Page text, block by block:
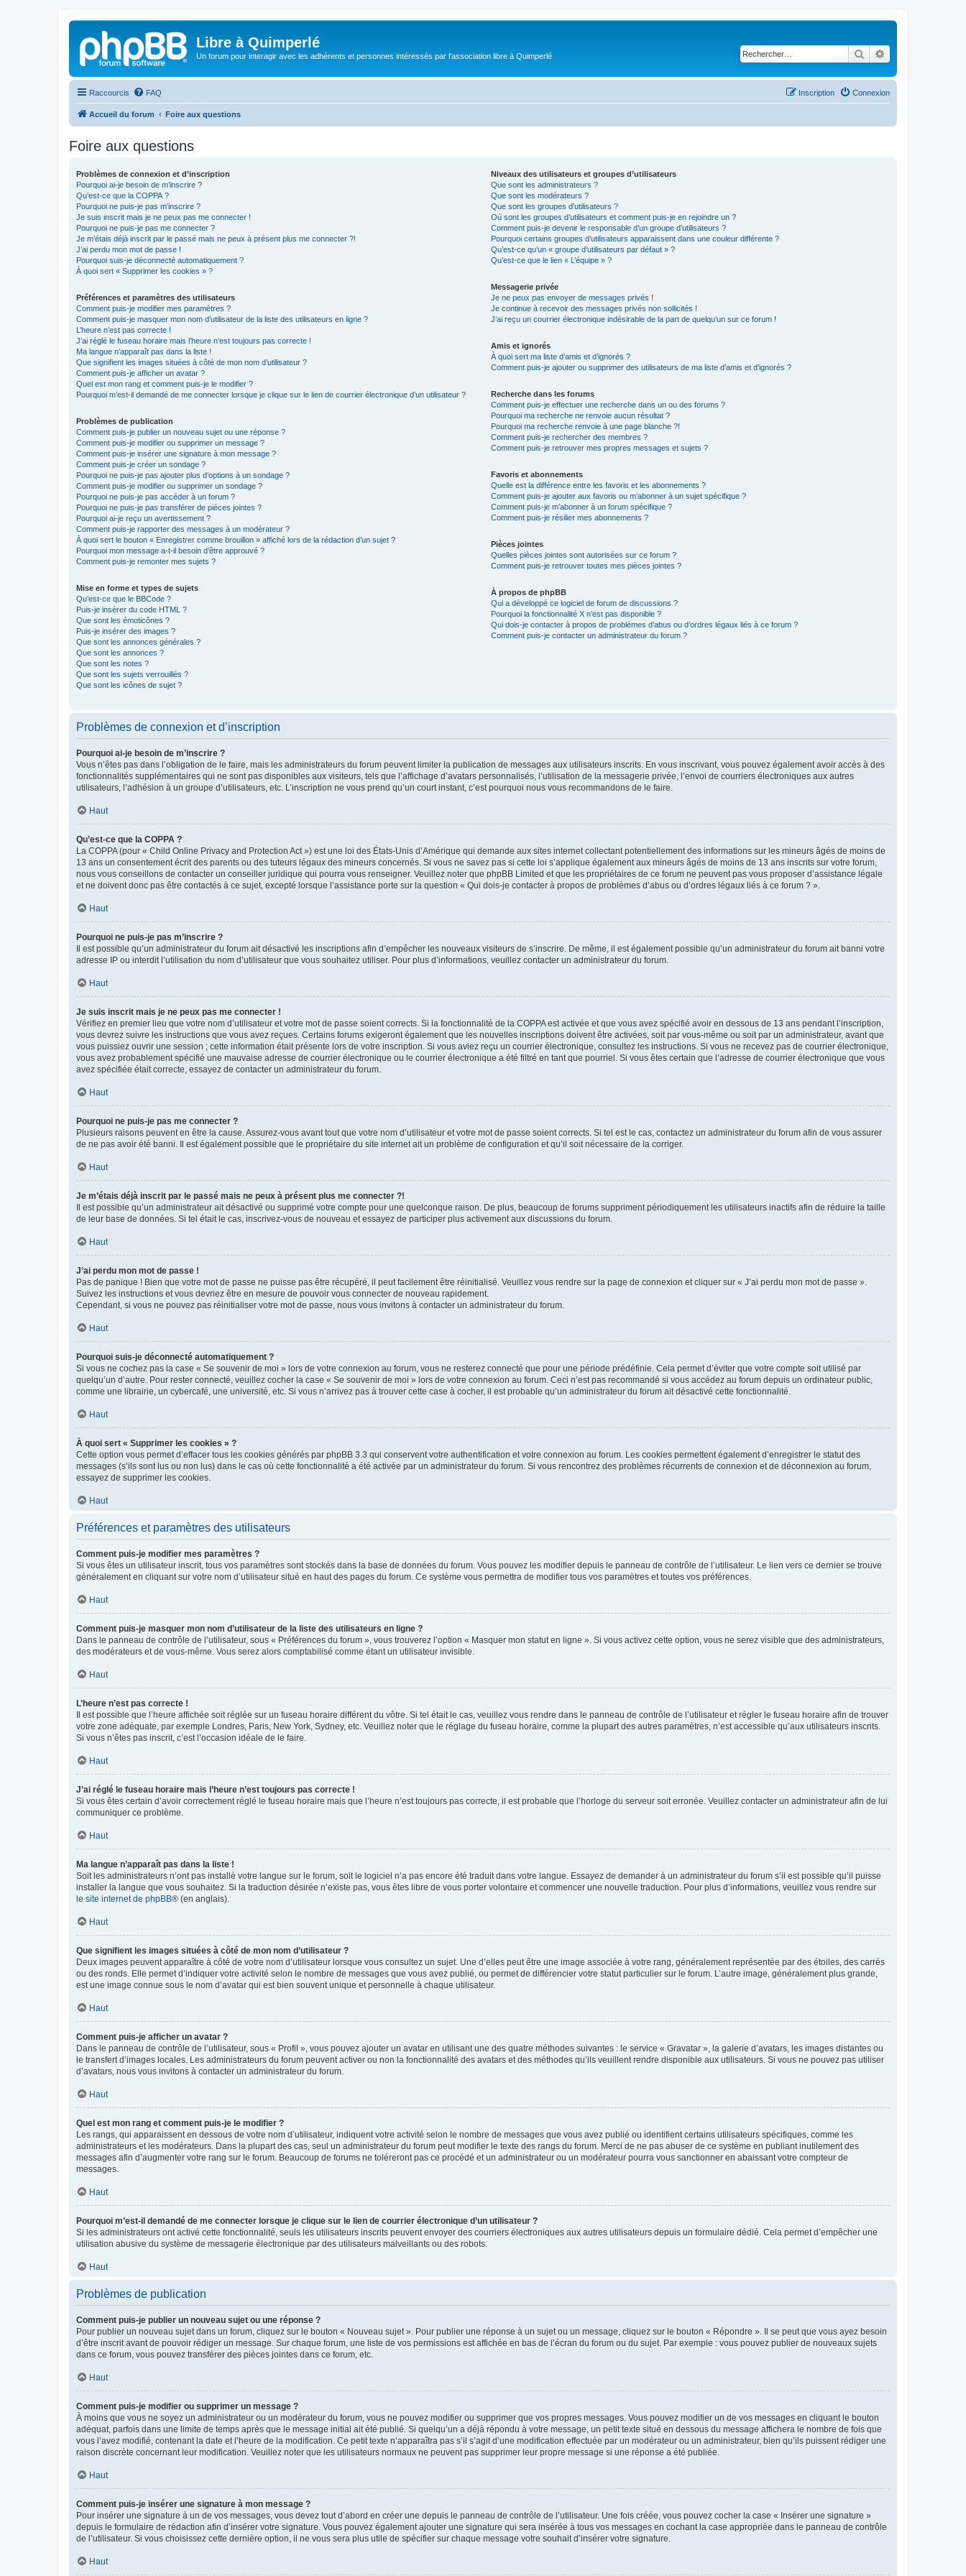
Libre à Quimperlé
Un forum pour interagir avec les adhérents et personnes intéressés par l'association libre à Quimperlé Rechercher
Raccourcis FAQ Connexion
Inscription
Accueil du forum Foire aux questions
Foire aux questions
Problèmes de connexion et d’inscription
Pourquoi ai-je besoin de m’inscrire ?
Qu’est-ce que la COPPA ?
Pourquoi ne puis-je pas m’inscrire ?
Je suis inscrit mais je ne peux pas me connecter !
Pourquoi ne puis-je pas me connecter ?
Je m’étais déjà inscrit par le passé mais ne peux à présent plus me connecter ?!
J’ai perdu mon mot de passe !
Pourquoi suis-je déconnecté automatiquement ?
À quoi sert « Supprimer les cookies » ?
Préférences et paramètres des utilisateurs
Comment puis-je modifier mes paramètres ?
Comment puis-je masquer mon nom d’utilisateur de la liste des utilisateurs en ligne ?
L’heure n’est pas correcte !
J’ai réglé le fuseau horaire mais l’heure n’est toujours pas correcte !
Ma langue n’apparaît pas dans la liste !
Que signifient les images situées à côté de mon nom d’utilisateur ?
Comment puis-je afficher un avatar ?
Quel est mon rang et comment puis-je le modifier ?
Pourquoi m’est-il demandé de me connecter lorsque je clique sur le lien de courrier électronique d’un utilisateur ?
Problèmes de publication
Comment puis-je publier un nouveau sujet ou une réponse ?
Comment puis-je modifier ou supprimer un message ?
Comment puis-je insérer une signature à mon message ?
Comment puis-je créer un sondage ?
Pourquoi ne puis-je pas ajouter plus d’options à un sondage ?
Comment puis-je modifier ou supprimer un sondage ?
Pourquoi ne puis-je pas accéder à un forum ?
Pourquoi ne puis-je pas transférer de pièces jointes ?
Pourquoi ai-je reçu un avertissement ?
Comment puis-je rapporter des messages à un modérateur ?
À quoi sert le bouton « Enregistrer comme brouillon » affiché lors de la rédaction d’un sujet ?
Pourquoi mon message a-t-il besoin d’être approuvé ?
Comment puis-je remonter mes sujets ?
Mise en forme et types de sujets
Qu’est-ce que le BBCode ?
Puis-je insérer du code HTML ?
Que sont les émoticônes ?
Puis-je insérer des images ?
Que sont les annonces générales ?
Que sont les annonces ?
Que sont les notes ?
Que sont les sujets verrouillés ?
Que sont les icônes de sujet ?
Niveaux des utilisateurs et groupes d’utilisateurs
Que sont les administrateurs ?
Que sont les modérateurs ?
Que sont les groupes d’utilisateurs ?
Où sont les groupes d’utilisateurs et comment puis-je en rejoindre un ?
Comment puis-je devenir le responsable d’un groupe d’utilisateurs ?
Pourquoi certains groupes d’utilisateurs apparaissent dans une couleur différente ?
Qu’est-ce qu’un « groupe d’utilisateurs par défaut » ?
Qu’est-ce que le lien « L’équipe » ?
Messagerie privée
Je ne peux pas envoyer de messages privés !
Je continue à recevoir des messages privés non sollicités !
J’ai reçu un courrier électronique indésirable de la part de quelqu’un sur ce forum !
Amis et ignorés
À quoi sert ma liste d’amis et d’ignorés ?
Comment puis-je ajouter ou supprimer des utilisateurs de ma liste d’amis et d’ignorés ?
Recherche dans les forums
Comment puis-je effectuer une recherche dans un ou des forums ?
Pourquoi ma recherche ne renvoie aucun résultat ?
Pourquoi ma recherche renvoie à une page blanche ?!
Comment puis-je rechercher des membres ?
Comment puis-je retrouver mes propres messages et sujets ?
Favoris et abonnements
Quelle est la différence entre les favoris et les abonnements ?
Comment puis-je ajouter aux favoris ou m’abonner à un sujet spécifique ?
Comment puis-je m’abonner à un forum spécifique ?
Comment puis-je résilier mes abonnements ?
Pièces jointes
Quelles pièces jointes sont autorisées sur ce forum ?
Comment puis-je retrouver toutes mes pièces jointes ?
À propos de phpBB
Qui a développé ce logiciel de forum de discussions ?
Pourquoi la fonctionnalité X n’est pas disponible ?
Qui dois-je contacter à propos de problèmes d’abus ou d’ordres légaux liés à ce forum ?
Comment puis-je contacter un administrateur du forum ?
Problèmes de connexion et d’inscription
Pourquoi ai-je besoin de m’inscrire ?
Vous n’êtes pas dans l’obligation de le faire, mais les administrateurs du forum peuvent limiter la publication de messages aux utilisateurs inscrits. En vous inscrivant, vous pouvez également avoir accès à des
fonctionnalités supplémentaires qui ne sont pas disponibles aux visiteurs, tels que l’affichage d’avatars personnalisés, l’utilisation de la messagerie privée, l’envoi de courriers électroniques aux autres
utilisateurs, l’adhésion à un groupe d’utilisateurs, etc. L’inscription ne vous prend qu’un court instant, c’est pourquoi nous vous recommandons de le faire.
Haut
Qu’est-ce que la COPPA ?
La COPPA (pour « Child Online Privacy and Protection Act ») est une loi des États-Unis d’Amérique qui demande aux sites internet collectant potentiellement des informations sur les mineurs âgés de moins de
13 ans un consentement écrit des parents ou des tuteurs légaux des mineurs concernés. Si vous ne savez pas si cette loi s’applique également aux mineurs âgés de moins de 13 ans inscrits sur votre forum,
nous vous conseillons de contacter un conseiller juridique qui pourra vous renseigner. Veuillez noter que phpBB Limited et que les propriétaires de ce forum ne peuvent pas vous proposer d’assistance légale
et ne doivent donc pas être contactés à ce sujet, excepté lorsque l’assistance porte sur la question « Qui dois-je contacter à propos de problèmes d’abus ou d’ordres légaux liés à ce forum ? ».
Haut
Pourquoi ne puis-je pas m’inscrire ?
Il est possible qu’un administrateur du forum ait désactivé les inscriptions afin d’empêcher les nouveaux visiteurs de s’inscrire. De même, il est également possible qu’un administrateur du forum ait banni votre
adresse IP ou interdit l’utilisation du nom d’utilisateur que vous souhaitez utiliser. Pour plus d’informations, veuillez contacter un administrateur du forum.
Haut
Je suis inscrit mais je ne peux pas me connecter !
Vérifiez en premier lieu que votre nom d’utilisateur et votre mot de passe soient corrects. Si la fonctionnalité de la COPPA est activée et que vous avez spécifié avoir en dessous de 13 ans pendant l’inscription,
vous devrez suivre les instructions que vous avez reçues. Certains forums exigeront également que les nouvelles inscriptions doivent être activées, soit par vous-même ou soit par un administrateur, avant que
vous puissiez ouvrir une session ; cette information était présente lors de votre inscription. Si vous aviez reçu un courrier électronique, consultez les instructions. Si vous ne recevez pas de courrier électronique,
vous avez probablement spécifié une mauvaise adresse de courrier électronique ou le courrier électronique a été filtré en tant que pourriel. Si vous êtes certain que l’adresse de courrier électronique que vous
avez spécifiée était correcte, essayez de contacter un administrateur du forum.
Haut
Pourquoi ne puis-je pas me connecter ?
Plusieurs raisons peuvent en être la cause. Assurez-vous avant tout que votre nom d’utilisateur et votre mot de passe soient corrects. Si tel est le cas, contactez un administrateur du forum afin de vous assurer
de ne pas avoir été banni. Il est également possible que le propriétaire du site internet ait un problème de configuration et qu’il soit nécessaire de la corriger.
Haut
Je m’étais déjà inscrit par le passé mais ne peux à présent plus me connecter ?!
Il est possible qu’un administrateur ait désactivé ou supprimé votre compte pour une quelconque raison. De plus, beaucoup de forums suppriment périodiquement les utilisateurs inactifs afin de réduire la taille
de leur base de données. Si tel était le cas, inscrivez-vous de nouveau et essayez de participer plus activement aux discussions du forum.
Haut
J’ai perdu mon mot de passe !
Pas de panique ! Bien que votre mot de passe ne puisse pas être récupéré, il peut facilement être réinitialisé. Veuillez vous rendre sur la page de connexion et cliquer sur « J’ai perdu mon mot de passe ».
Suivez les instructions et vous devriez être en mesure de pouvoir vous connecter de nouveau rapidement.
Cependant, si vous ne pouvez pas réinitialiser votre mot de passe, nous vous invitons à contacter un administrateur du forum.
Haut
Pourquoi suis-je déconnecté automatiquement ?
Si vous ne cochez pas la case « Se souvenir de moi » lors de votre connexion au forum, vous ne resterez connecté que pour une période prédéfinie. Cela permet d’éviter que votre compte soit utilisé par
quelqu’un d’autre. Pour rester connecté, veuillez cocher la case « Se souvenir de moi » lors de votre connexion au forum. Ceci n’est pas recommandé si vous accédez au forum depuis un ordinateur public,
comme une librairie, un cybercafé, une université, etc. Si vous n’arrivez pas à trouver cette case à cocher, il est probable qu’un administrateur du forum ait désactivé cette fonctionnalité.
Haut
À quoi sert « Supprimer les cookies » ?
Cette option vous permet d’effacer tous les cookies générés par phpBB 3.3 qui conservent votre authentification et votre connexion au forum. Les cookies permettent également d’enregistrer le statut des
messages (s’ils sont lus ou non lus) dans le cas où cette fonctionnalité a été activée par un administrateur du forum. Si vous rencontrez des problèmes récurrents de connexion et de déconnexion au forum,
essayez de supprimer les cookies.
Haut
Préférences et paramètres des utilisateurs
Comment puis-je modifier mes paramètres ?
Si vous êtes un utilisateur inscrit, tous vos paramètres sont stockés dans la base de données du forum. Vous pouvez les modifier depuis le panneau de contrôle de l’utilisateur. Le lien vers ce dernier se trouve
généralement en cliquant sur votre nom d’utilisateur situé en haut des pages du forum. Ce système vous permettra de modifier tous vos paramètres et toutes vos préférences.
Haut
Comment puis-je masquer mon nom d’utilisateur de la liste des utilisateurs en ligne ?
Dans le panneau de contrôle de l’utilisateur, sous « Préférences du forum », vous trouverez l’option « Masquer mon statut en ligne ». Si vous activez cette option, vous ne serez visible que des administrateurs,
des modérateurs et de vous-même. Vous serez alors comptabilisé comme étant un utilisateur invisible.
Haut
L’heure n’est pas correcte !
Il est possible que l’heure affichée soit réglée sur un fuseau horaire différent du vôtre. Si tel était le cas, veuillez vous rendre dans le panneau de contrôle de l’utilisateur et régler le fuseau horaire afin de trouver
votre zone adéquate, par exemple Londres, Paris, New York, Sydney, etc. Veuillez noter que le réglage du fuseau horaire, comme la plupart des autres paramètres, n’est accessible qu’aux utilisateurs inscrits.
Si vous n’êtes pas inscrit, c’est l’occasion idéale de le faire.
Haut
J’ai réglé le fuseau horaire mais l’heure n’est toujours pas correcte !
Si vous êtes certain d’avoir correctement réglé le fuseau horaire mais que l’heure n’est toujours pas correcte, il est probable que l’horloge du serveur soit erronée. Veuillez contacter un administrateur afin de lui
communiquer ce problème.
Haut
Ma langue n’apparaît pas dans la liste !
Soit les administrateurs n’ont pas installé votre langue sur le forum, soit le logiciel n’a pas encore été traduit dans votre langue. Essayez de demander à un administrateur du forum s’il est possible qu’il puisse
installer la langue que vous souhaitez. Si la traduction désirée n’existe pas, vous êtes libre de vous porter volontaire et commencer une nouvelle traduction. Pour plus d’informations, veuillez vous rendre sur
le site internet de phpBB® (en anglais).
Haut
Que signifient les images situées à côté de mon nom d’utilisateur ?
Deux images peuvent apparaître à côté de votre nom d’utilisateur lorsque vous consultez un sujet. Une d’elles peut être une image associée à votre rang, généralement représentée par des étoiles, des carrés
ou des ronds. Elle permet d’indiquer votre activité selon le nombre de messages que vous avez publié, ou permet de différencier votre statut particulier sur le forum. L’autre image, généralement plus grande,
est une image connue sous le nom d’avatar qui est bien souvent unique et personnelle à chaque utilisateur.
Haut
Comment puis-je afficher un avatar ?
Dans le panneau de contrôle de l’utilisateur, sous « Profil », vous pouvez ajouter un avatar en utilisant une des quatre méthodes suivantes : le service « Gravatar », la galerie d’avatars, les images distantes ou
le transfert d’images locales. Les administrateurs du forum peuvent activer ou non la fonctionnalité des avatars et des méthodes qu’ils veuillent rendre disponible aux utilisateurs. Si vous ne pouvez pas utiliser
d’avatars, nous vous invitons à contacter un administrateur du forum.
Haut
Quel est mon rang et comment puis-je le modifier ?
Les rangs, qui apparaissent en dessous de votre nom d’utilisateur, indiquent votre activité selon le nombre de messages que vous avez publié ou identifient certains utilisateurs spécifiques, comme les
administrateurs et les modérateurs. Dans la plupart des cas, seul un administrateur du forum peut modifier le texte des rangs du forum. Merci de ne pas abuser de ce système en publiant inutilement des
messages afin d’augmenter votre rang sur le forum. Beaucoup de forums ne toléreront pas ce procédé et un administrateur ou un modérateur pourra vous sanctionner en abaissant votre compteur de
messages.
Haut
Pourquoi m’est-il demandé de me connecter lorsque je clique sur le lien de courrier électronique d’un utilisateur ?
Si les administrateurs ont activé cette fonctionnalité, seuls les utilisateurs inscrits peuvent envoyer des courriers électroniques aux autres utilisateurs depuis un formulaire dédié. Cela permet d’empêcher une
utilisation abusive du système de messagerie électronique par des utilisateurs malveillants ou des robots.
Haut
Problèmes de publication
Comment puis-je publier un nouveau sujet ou une réponse ?
Pour publier un nouveau sujet dans un forum, cliquez sur le bouton « Nouveau sujet ». Pour publier une réponse à un sujet ou un message, cliquez sur le bouton « Répondre ». Il se peut que vous ayez besoin
d’être inscrit avant de pouvoir rédiger un message. Sur chaque forum, une liste de vos permissions est affichée en bas de l’écran du forum ou du sujet. Par exemple : vous pouvez publier de nouveaux sujets
dans ce forum, vous pouvez transférer des pièces jointes dans ce forum, etc.
Haut
Comment puis-je modifier ou supprimer un message ?
À moins que vous ne soyez un administrateur ou un modérateur du forum, vous ne pouvez modifier ou supprimer que vos propres messages. Vous pouvez modifier un de vos messages en cliquant le bouton
adéquat, parfois dans une limite de temps après que le message initial ait été publié. Si quelqu’un a déjà répondu à votre message, un petit texte situé en dessous du message affichera le nombre de fois que
vous l’avez modifié, contenant la date et l’heure de la modification. Ce petit texte n’apparaîtra pas s’il s’agit d’une modification effectuée par un modérateur ou un administrateur, bien qu’ils puissent rédiger une
raison discrète concernant leur modification. Veuillez noter que les utilisateurs normaux ne peuvent pas supprimer leur propre message si une réponse a été publiée.
Haut
Comment puis-je insérer une signature à mon message ?
Pour insérer une signature à un de vos messages, vous devez tout d’abord en créer une depuis le panneau de contrôle de l’utilisateur. Une fois créée, vous pouvez cocher la case « Insérer une signature »
depuis le formulaire de rédaction afin d’insérer votre signature. Vous pouvez également ajouter une signature qui sera insérée à tous vos messages en cochant la case appropriée dans le panneau de contrôle
de l’utilisateur. Si vous choisissez cette dernière option, il ne vous sera plus utile de spécifier sur chaque message votre souhait d’insérer votre signature.
Haut